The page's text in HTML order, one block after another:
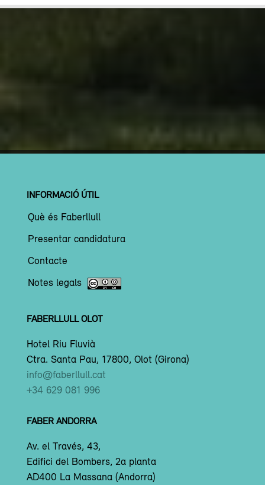
INFORMACIÓ ÚTIL
Què és Faberllull
Presentar candidatura
Contacte
Notes legals
FABERLLULL OLOT
Hotel Riu Fluvià
Ctra. Santa Pau, 17800, Olot (Girona)
info@faberllull.cat
+34 629 081 996
FABER ANDORRA
Av. el Través, 43,
Edifici del Bombers, 2a planta
AD400 La Massana (Andorra)